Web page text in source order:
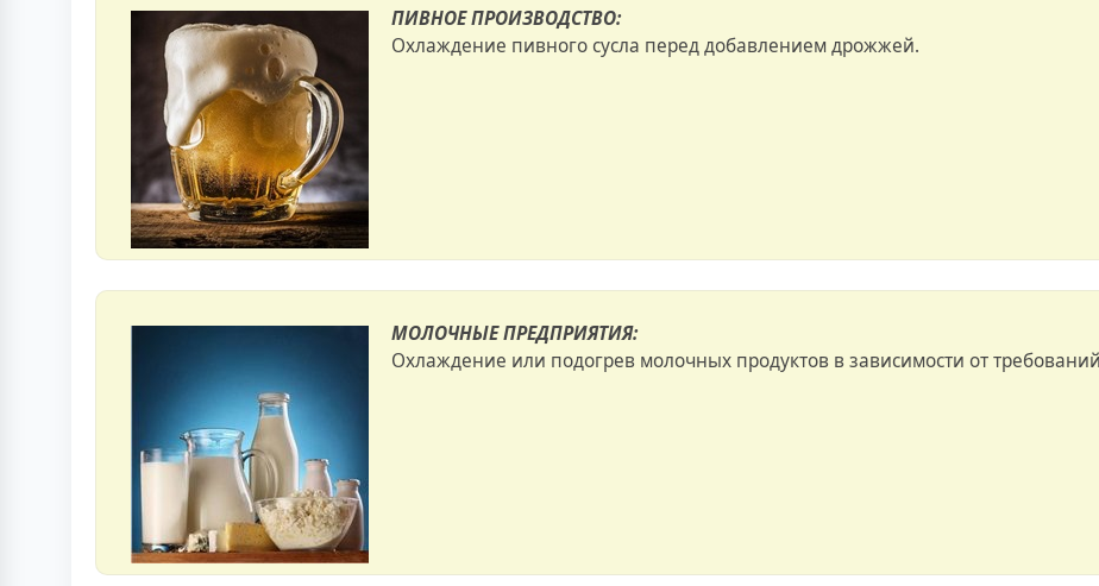
ПИВНОЕ ПРОИЗВОДСТВО:
Охлаждение пивного сусла перед добавлением дрожжей.
МОЛОЧНЫЕ ПРЕДПРИЯТИЯ:
Охлаждение или подогрев молочных продуктов в зависимости от